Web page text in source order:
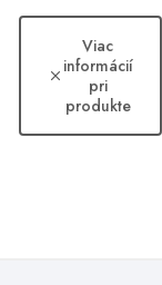
Viac
informácií
pri
produkte